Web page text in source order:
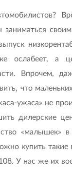
ослабеет, а
Впрочем,
что
ужаса» не
дилерские
«малышек» в
купить такие
У нас же их